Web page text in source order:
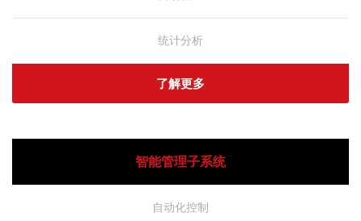
统计分析
了解更多
智能管理子系统
自动化控制